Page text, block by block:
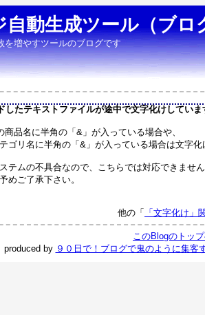
動生成ツール（ブロ
を増やすツールのブログです
したテキストファイルが途中で文字化けしていま
商品名に半角の「&」が入っている場合や、
ゴリ名に半角の「&」が入っている場合は文字化
テムの不具合なので、こちらでは対応できませ
めご了承下さい。
他の「 「文字化け」
このBlogのトッ
produced by ９０日で！ブログで鬼のように集客